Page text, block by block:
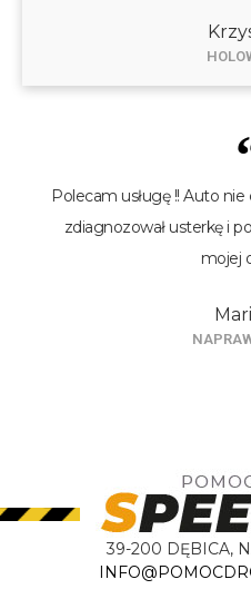
Polecam usługę !! Auto nie
zdiagnozował usterkę i
mojej
39-200 DĘBICA,